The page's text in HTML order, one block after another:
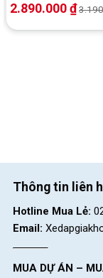
2.890.000₫
Thông tin liên
Hotline Mua Lẻ:
Email:
MUA DỰ ÁN –